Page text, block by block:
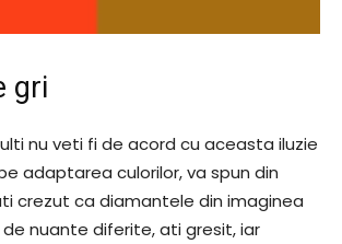
gri
nu veti fi de acord cu aceasta iluzie
adaptarea culorilor, va spun din
crezut ca diamantele din imaginea
nuante diferite, ati gresit, iar